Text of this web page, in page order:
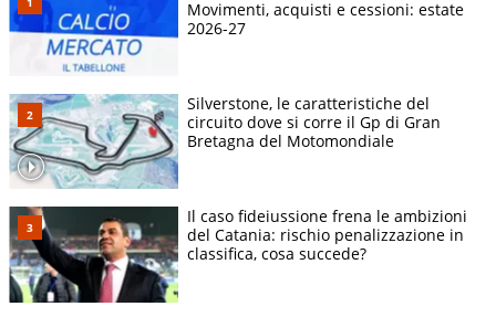
Movimenti, acquisti e cessioni: estate
2026-27
Silverstone, le caratteristiche del
circuito dove si corre il Gp di Gran
Bretagna del Motomondiale
Il caso fideiussione frena le ambizioni
del Catania: rischio penalizzazione in
classifica, cosa succede?